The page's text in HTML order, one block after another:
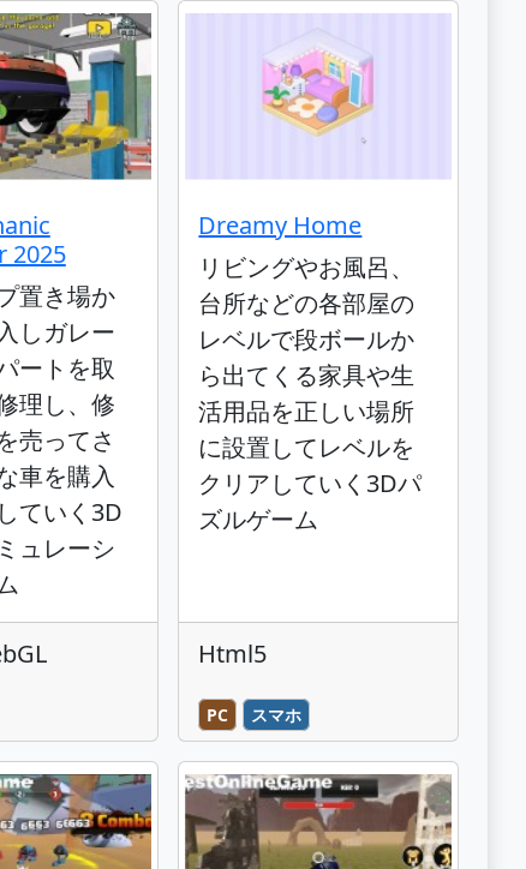
2025
置き場か
しガレー
ートを取
理し、修
売ってさ
車を購入
ていく3D
ュレーシ
Dreamy Home
リビングやお風呂、
台所などの各部屋の
レベルで段ボールか
ら出てくる家具や生
活用品を正しい場所
に設置してレベルを
クリアしていく3Dパ
ズルゲーム
Html5
PC スマホ